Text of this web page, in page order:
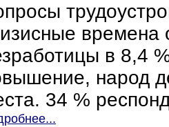
времена
в 8,4
народ
34 %